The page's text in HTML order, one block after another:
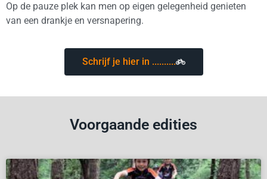
Op de pauze plek kan men op eigen gelegenheid genieten
van een drankje en versnapering.
Schrijf je hier in ..........
Voorgaande edities